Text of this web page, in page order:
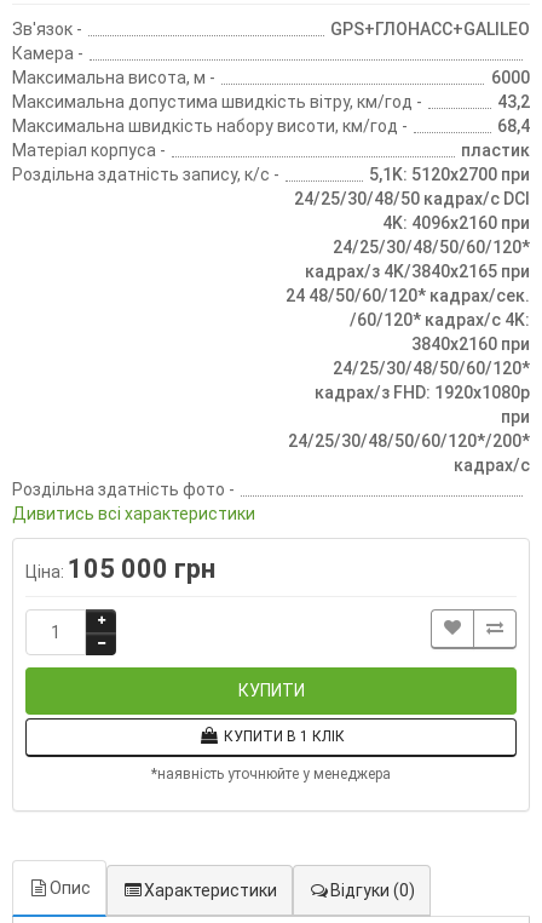
Зв'язок -
GPS+ГЛОНАСС+GALILEO
Камера -
Максимальна висота, м -
6000
Максимальна допустима швидкість вітру, км/год -
43,2
Максимальна швидкість набору висоти, км/год -
68,4
Матеріал корпуса -
пластик
Роздільна здатність запису, к/с -
5,1K: 5120x2700 при
24/25/30/48/50 кадрах/c DCI
4K: 4096x2160 при
24/25/30/48/50/60/120*
кадрах/з 4K/3840x2165 при
24 48/50/60/120* кадрах/сек.
/60/120* кадрах/с 4K:
3840x2160 при
24/25/30/48/50/60/120*
кадрах/з FHD: 1920x1080p
при
24/25/30/48/50/60/120*/200*
кадрах/с
Роздільна здатність фото -
Дивитись всі характеристики
Ціна: 105 000 грн
КУПИТИ
КУПИТИ В 1 КЛІК
*наявність уточнюйте у менеджера
Опис Характеристики Відгуки (0)